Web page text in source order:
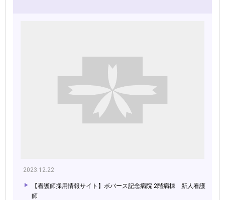
2023.12.22
【看護師採用情報サイト】ボバース記念病院 2階病棟 新人看護
師